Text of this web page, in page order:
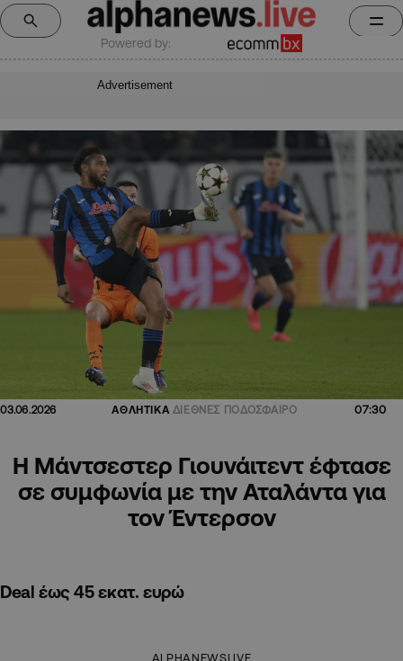
Powered by:
Advertisement
03.06.2026 ΑΘΛΗΤΙΚΑ ΔΙΕΘΝΕΣ ΠΟΔΟΣΦΑΙΡΟ 07:30
Η Μάντσεστερ Γιουνάιτεντ έφτασε
σε συμφωνία με την Αταλάντα για
τον Έντερσον
Deal έως 45 εκατ. ευρώ
ALPHANEWSLIVE